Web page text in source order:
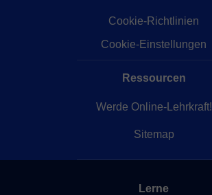
Cookie-Richtlinien
Cookie-Einstellungen
Ressourcen
Werde Online-Lehrkraft!
Sitemap
Lerne